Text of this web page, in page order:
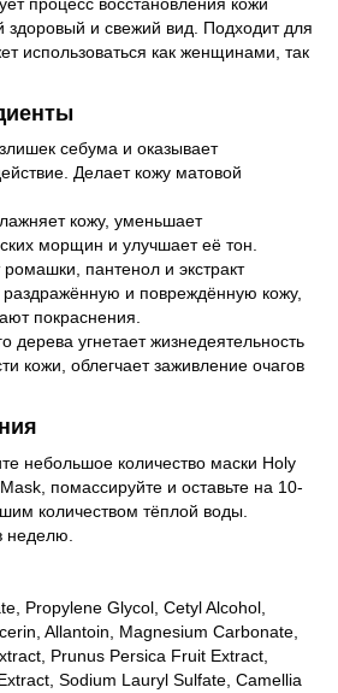
здоровый и свежий вид. Подходит для
использоваться как женщинами, так
себума и оказывает
Делает кожу матовой
кожу, уменьшает
морщин и улучшает её тон.
пантенол и экстракт
раздражённую и повреждённую кожу,
покраснения.
дерева угнетает жизнедеятельность
кожи, облегчает заживление очагов
небольшое количество маски Holy
помассируйте и оставьте на 10-
количеством тёплой воды.
неделю.
Propylene Glycol, Cetyl Alcohol,
Allantoin, Magnesium Carbonate,
Prunus Persica Fruit Extract,
Sodium Lauryl Sulfate, Camellia